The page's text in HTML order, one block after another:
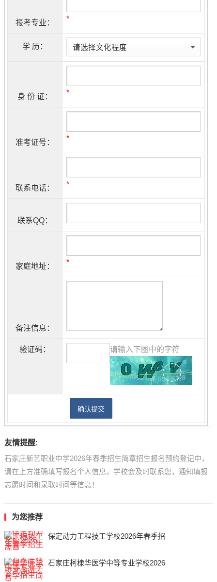
报考专业： *
学 历：
身 份 证： *
准考证号： *
联系电话： *
联系QQ：
家庭地址： *
备注信息：
验证码： 请输入下图中的字符
友情提醒:
石家庄新艺职业中学2026年春季招生简章招生报名预约登记中，
请在上方准确填写报名个人信息，学校会及时联系您，通知填报
志愿时间和录取时间等信息！
为您推荐
保定动力工程技工学校2026年春季招
石家庄柯棣华医学中等专业学校2026